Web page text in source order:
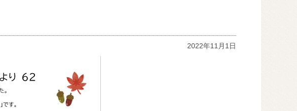
2022年11月1日